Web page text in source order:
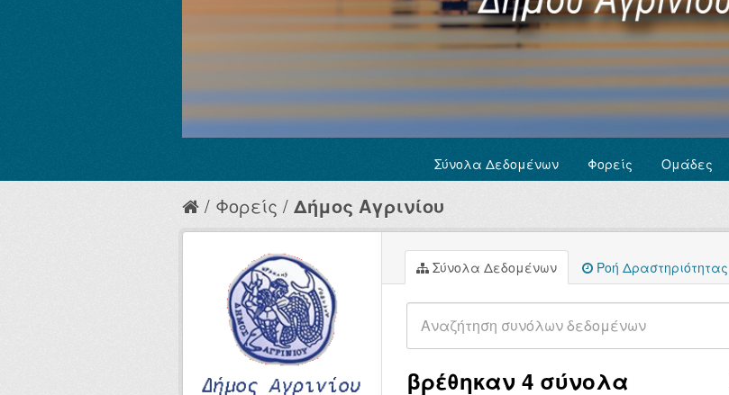
Σύνολα Δεδομένων Φορείς Ομάδες
Φορείς Δήμος Αγρινίου
Σύνολα Δεδομένων Ροή Δραστηριότητας
βρέθηκαν 4 σύνολα